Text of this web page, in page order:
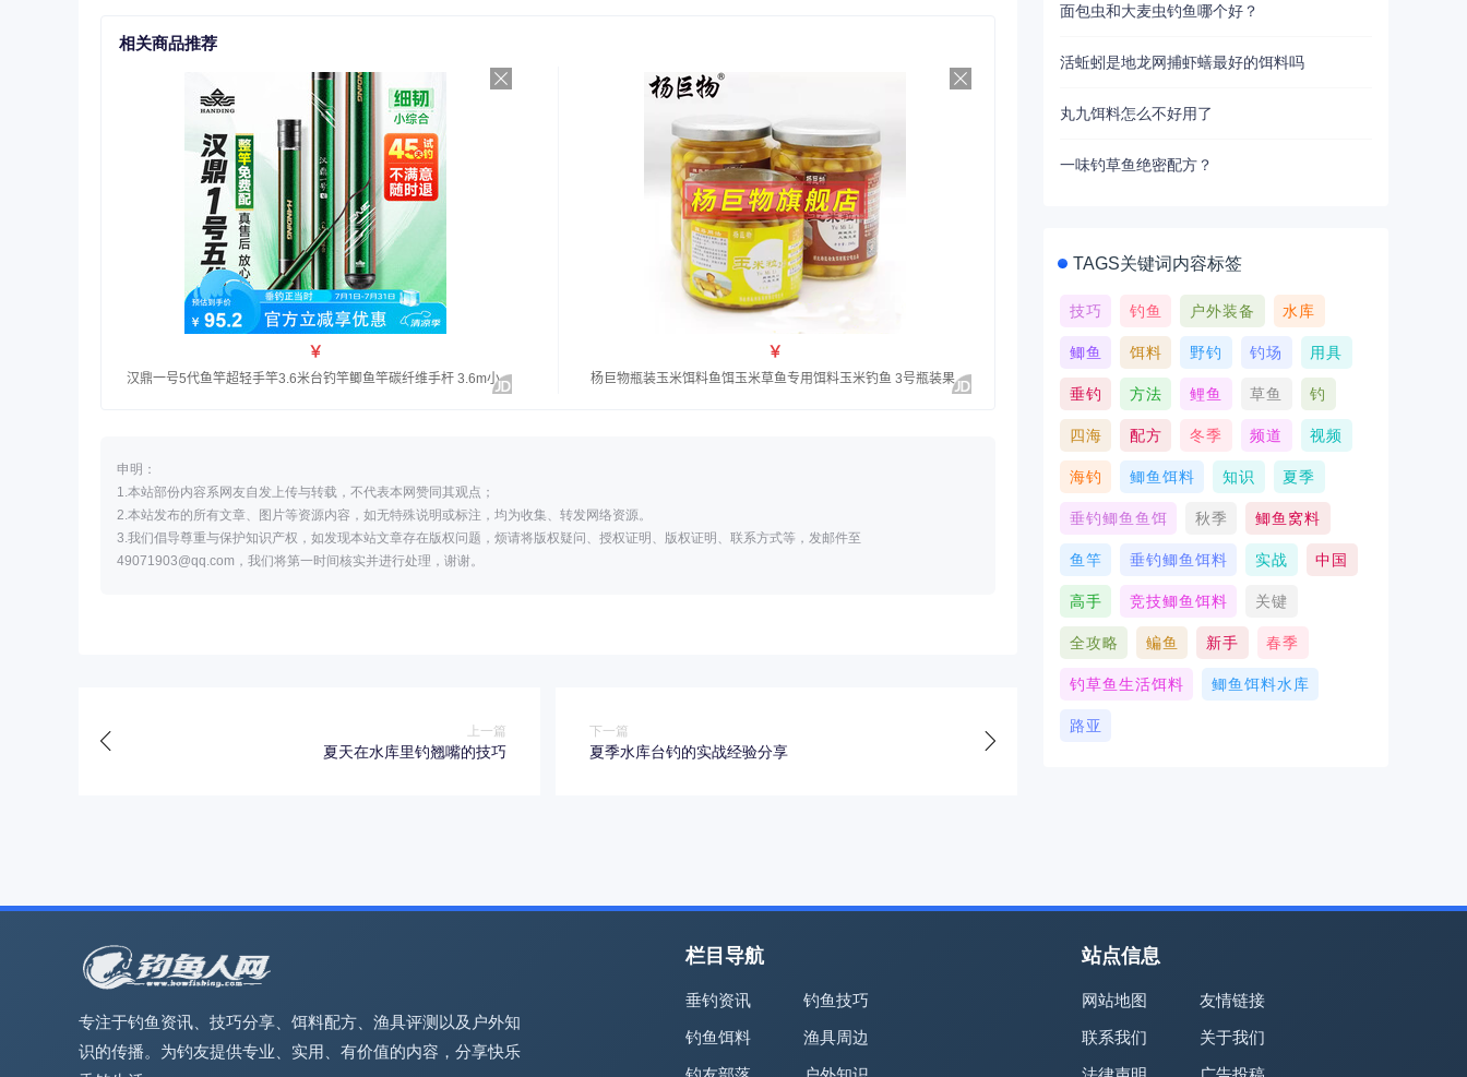
相关商品推荐
申明：
1.本站部份内容系网友自发上传与转载，不代表本网赞同其观点；
2.本站发布的所有文章、图片等资源内容，如无特殊说明或标注，均为收集、转发网络资源。
3.我们倡导尊重与保护知识产权，如发现本站文章存在版权问题，烦请将版权疑问、授权证明、版权证明、联系方式等，发邮件至
49071903@qq.com，我们将第一时间核实并进行处理，谢谢。
上一篇
夏天在水库里钓翘嘴的技巧
下一篇
夏季水库台钓的实战经验分享
面包虫和大麦虫钓鱼哪个好？
活蚯蚓是地龙网捕虾蟮最好的饵料吗
丸九饵料怎么不好用了
一味钓草鱼绝密配方？
TAGS关键词内容标签
技巧 钓鱼 户外装备 水库
鲫鱼 饵料 野钓 钓场 用具
垂钓 方法 鲤鱼 草鱼 钓
四海 配方 冬季 频道 视频
海钓 鲫鱼饵料 知识 夏季
垂钓鲫鱼鱼饵 秋季 鲫鱼窝料
鱼竿 垂钓鲫鱼饵料 实战 中国
高手 竞技鲫鱼饵料 关键
全攻略 鳊鱼 新手 春季
钓草鱼生活饵料 鲫鱼饵料水库
路亚
专注于钓鱼资讯、技巧分享、饵料配方、渔具评测以及户外知
识的传播。为钓友提供专业、实用、有价值的内容，分享快乐
栏目导航
垂钓资讯
钓鱼技巧
钓鱼饵料
渔具周边
站点信息
网站地图
友情链接
联系我们
关于我们